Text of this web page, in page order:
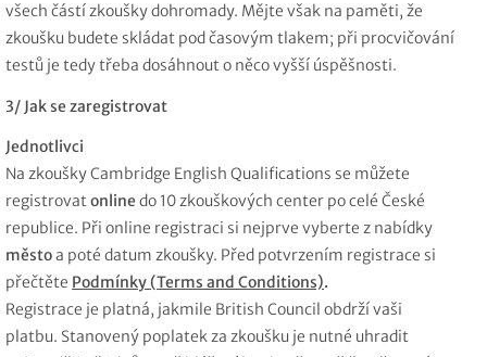
všech částí zkoušky dohromady. Mějte však na paměti, že
zkoušku budete skládat pod časovým tlakem; při procvičování
testů je tedy třeba dosáhnout o něco vyšší úspěšnosti.
3/ Jak se zaregistrovat
Jednotlivci
Na zkoušky Cambridge English Qualifications se můžete
registrovatonline do 10 zkouškových center po celé České
republice. Při online registraci si nejprve vyberte z nabídky
městoa poté datum zkoušky. Před potvrzením registrace si
přečtěte Podmínky (Terms and Conditions).
Registrace je platná, jakmile British Council obdrží vaši
platbu. Stanovený poplatek za zkoušku je nutné uhradit